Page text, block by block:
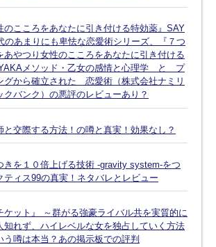
のこころをあなたに引き付ける特効薬』SAY
のあまりにも卑怯な恋愛術シリーズ、『７つ
あやつり女性のこころをあなたに引き付ける
メソッド・乙女の感情と心理学 と プ
グから確立された 恋愛術（株式会社ナミリ
クバンク）の悪評のレビューあり？
と交際する方法！の噂と真実！効果なし？
きを１０倍上げる技術 -gravity system-をつ
ティス99の真実！ネタバレとレビュー
ケット』 ～群がる強豪ライバル共を実質的に
知れず、ハイレベルな女を独占していく方法
う噂は本当？あの掲示板での評判